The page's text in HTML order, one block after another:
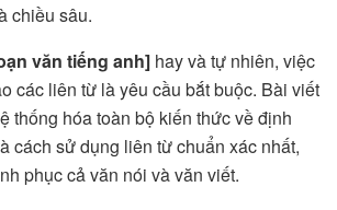
chiều sâu.
văn tiếng anh] hay và tự nhiên, việc
các liên từ là yêu cầu bắt buộc. Bài viết
thống hóa toàn bộ kiến thức về định
cách sử dụng liên từ chuẩn xác nhất,
phục cả văn nói và văn viết.